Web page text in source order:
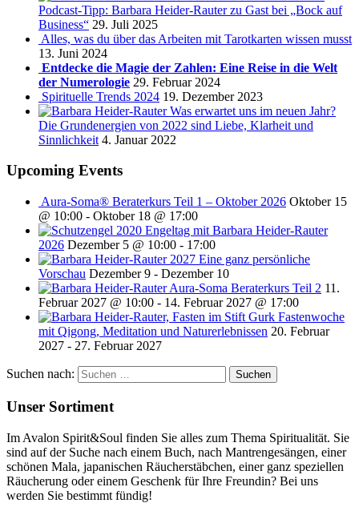
Podcast-Tipp: Barbara Heider-Rauter zu Gast bei „Bock auf
Business“ 29. Juli 2025
Alles, was du über das Arbeiten mit Tarotkarten wissen musst
13. Juni 2024
Entdecke die Magie der Zahlen: Eine Reise in die Welt
der Numerologie 29. Februar 2024
Spirituelle Trends 2024 19. Dezember 2023
Was erwartet uns im neuen Jahr?
Die Grundenergien von 2022 sind Liebe, Klarheit und
Sinnlichkeit 4. Januar 2022
Upcoming Events
Aura-Soma® Beraterkurs Teil 1 – Oktober 2026 Oktober 15
@ 10:00 - Oktober 18 @ 17:00
Engeltag mit Barbara Heider-Rauter
2026 Dezember 5 @ 10:00 - 17:00
2027 Eine ganz persönliche
Vorschau Dezember 9 - Dezember 10
Aura-Soma Beraterkurs Teil 2 11.
Februar 2027 @ 10:00 - 14. Februar 2027 @ 17:00
Fastenwoche
mit Qigong, Meditation und Naturerlebnissen 20. Februar
2027 - 27. Februar 2027
Suchen nach:
Unser Sortiment
Im Avalon Spirit&Soul finden Sie alles zum Thema Spiritualität. Sie
sind auf der Suche nach einem Buch, nach Mantrengesängen, einer
schönen Mala, japanischen Räucherstäbchen, einer ganz speziellen
Räucherung oder einem Geschenk für Ihre Freundin? Bei uns
werden Sie bestimmt fündig!